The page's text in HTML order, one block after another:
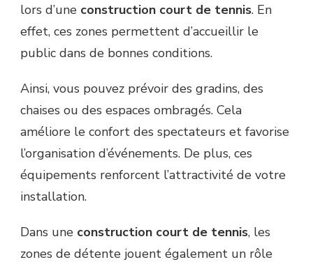
lors d’une construction court de tennis. En
effet, ces zones permettent d’accueillir le
public dans de bonnes conditions.
Ainsi, vous pouvez prévoir des gradins, des
chaises ou des espaces ombragés. Cela
améliore le confort des spectateurs et favorise
l’organisation d’événements. De plus, ces
équipements renforcent l’attractivité de votre
installation.
Dans une construction court de tennis, les
zones de détente jouent également un rôle